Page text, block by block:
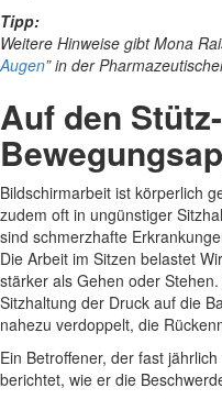
Tipp:
Weitere Hinweise gibt Mona
Augen” in der
Auf den
Bildschirmarbeit ist körperlich
zudem oft in ungünstiger
sind schmerzhafte
Die Arbeit im Sitzen belastet
stärker als Gehen oder
Sitzhaltung der Druck auf die
nahezu verdoppelt, die
Ein Betroffener, der fast
berichtet, wie er die